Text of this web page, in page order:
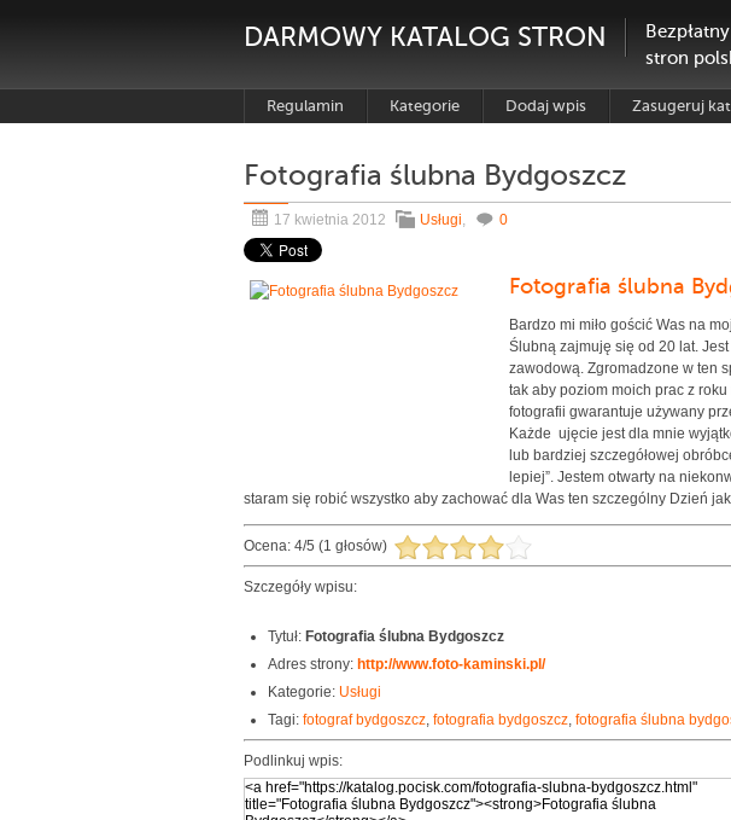
DARMOWY KATALOG STRON
stron
Regulamin Kategorie Dodaj wpis Zasugeruj
Fotografia ślubna Bydgoszcz
17 kwietnia 2012 Usługi, 0
Fotografia ślubna
Bardzo mi miło gościć Was na
Ślubną zajmuję się od 20 lat.
zawodową. Zgromadzone w ten
tak aby poziom moich prac z
fotografii gwarantuje używany
Każde ujęcie jest dla mnie
lub bardziej szczegółowej
lepiej”. Jestem otwarty na
staram się robić wszystko aby zachować dla Was ten szczególny Dzień
Ocena: 4/5 (1 głosów)
Szczegóły wpisu:
Tytuł: Fotografia ślubna Bydgoszcz
Adres strony: http://www.foto-kaminski.pl/
Kategorie: Usługi
Tagi: fotograf bydgoszcz, fotografia bydgoszcz, fotografia ślubna
Podlinkuj wpis: